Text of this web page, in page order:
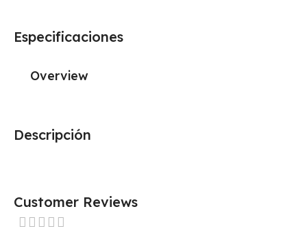
Descripción
Especificaciones
Overview
Customer Reviews